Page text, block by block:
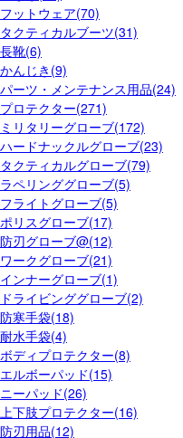
フットウェア(70)
タクティカルブーツ(31)
長靴(6)
かんじき(9)
パーツ・メンテナンス用品(24)
プロテクター(271)
ミリタリーグローブ(172)
ハードナックルグローブ(23)
タクティカルグローブ(79)
ラペリンググローブ(5)
フライトグローブ(5)
ポリスグローブ(17)
防刃グローブ@(12)
ワークグローブ(21)
インナーグローブ(1)
ドライビンググローブ(2)
防寒手袋(18)
耐水手袋(4)
ボディプロテクター(8)
エルボーパッド(15)
ニーパッド(26)
上下肢プロテクター(16)
防刃用品(12)